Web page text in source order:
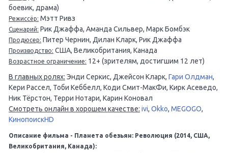
боевик, драма)
Режиссёр: Мэтт Ривз
Сценарий: Рик Джаффа, Аманда Сильвер, Марк Бомбэк
Продюсер: Питер Чернин, Дилан Кларк, Рик Джаффа
Производство: США, Великобритания, Канада
Возрастное ограничение: 12+ (зрителям, достигшим 12 лет)
В главных ролях: Энди Серкис, Джейсон Кларк, Гари Олдман,
Кери Рассел, Тоби Кеббелл, Коди Смит-МакФи, Кирк Асеведо,
Ник Тёрстон, Терри Нотари, Карин Коновал
Смотреть онлайн в хорошем качестве: ivi, Okko, MEGOGO,
КинопоискHD
Описание фильма - Планета обезьян: Революция (2014, США,
Великобритания, Канада):